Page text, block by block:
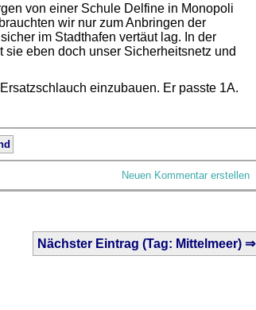
von einer Schule Delfine in Monopoli
wir nur zum Anbringen der
im Stadthafen vertäut lag. In der
eben doch unser Sicherheitsnetz und
einzubauen. Er passte 1A.
Neuen Kommentar erstellen
Nächster Eintrag (Tag: Mittelmeer) ⇒